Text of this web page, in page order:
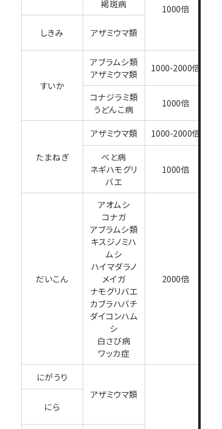
褐斑病
1000倍
しきみ
アザミウマ類
すいか
アブラムシ類
アザミウマ類
1000-2000倍
コナジラミ類
うどんこ病
1000倍
たまねぎ
アザミウマ類
1000-2000倍
べと病
ネギハモグリ
バエ
1000倍
だいこん
アオムシ
コナガ
アブラムシ類
キスジノミハ
ムシ
ハイマダラノ
メイガ
ナモグリバエ
カブラハバチ
ダイコンハム
シ
白さび病
ワッカ症
2000倍
にがうり
アザミウマ類
にら